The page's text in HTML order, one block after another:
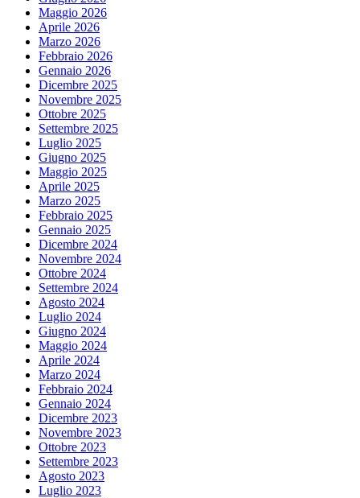
Maggio 2026
Aprile 2026
Marzo 2026
Febbraio 2026
Gennaio 2026
Dicembre 2025
Novembre 2025
Ottobre 2025
Settembre 2025
Luglio 2025
Giugno 2025
Maggio 2025
Aprile 2025
Marzo 2025
Febbraio 2025
Gennaio 2025
Dicembre 2024
Novembre 2024
Ottobre 2024
Settembre 2024
Agosto 2024
Luglio 2024
Giugno 2024
Maggio 2024
Aprile 2024
Marzo 2024
Febbraio 2024
Gennaio 2024
Dicembre 2023
Novembre 2023
Ottobre 2023
Settembre 2023
Agosto 2023
Luglio 2023